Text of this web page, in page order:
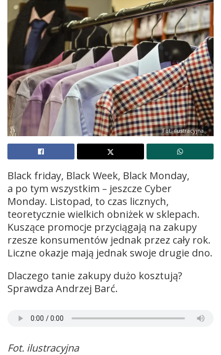
Fot. ilustracyjna
Black friday, Black Week, Black Monday,
a po tym wszystkim – jeszcze Cyber
Monday. Listopad, to czas licznych,
teoretycznie wielkich obniżek w sklepach.
Kuszące promocje przyciągają na zakupy
rzesze konsumentów jednak przez cały rok.
Liczne okazje mają jednak swoje drugie dno.
Dlaczego tanie zakupy dużo kosztują?
Sprawdza Andrzej Barć.
Fot. ilustracyjna